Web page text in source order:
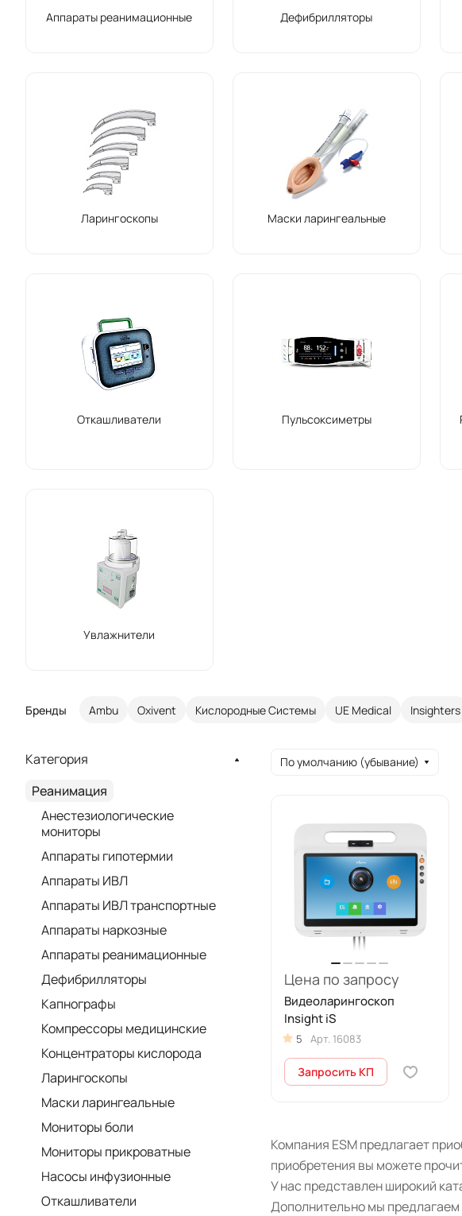
Аппараты реанимационные Дефибрилляторы
Ларингоскопы Маски ларингеальные
Откашливатели Пульсоксиметры
Увлажнители
Бренды Ambu Oxivent Кислородные Системы UE Medical Insighters
По умолчанию (убывание)
Цена по запросу
Видеоларингоскоп
Insight iS
5 Арт. 16083
Запросить КП
Компания ESM предлагает
приобретения вы можете
У нас представлен широкий
Дополнительно мы предлагаем
Категория
Реанимация
Анестезиологические
мониторы
Аппараты гипотермии
Аппараты ИВЛ
Аппараты ИВЛ транспортные
Аппараты наркозные
Аппараты реанимационные
Дефибрилляторы
Капнографы
Компрессоры медицинские
Концентраторы кислорода
Ларингоскопы
Маски ларингеальные
Мониторы боли
Мониторы прикроватные
Насосы инфузионные
Откашливатели